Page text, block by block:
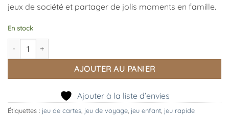
jeux de société et partager de jolis moments en famille.
En stock
quantité de Cartes Mini Family
AJOUTER AU PANIER
Ajouter à la liste d’envies
Étiquettes : jeu de cartes jeu de voyage jeu enfant jeu rapide